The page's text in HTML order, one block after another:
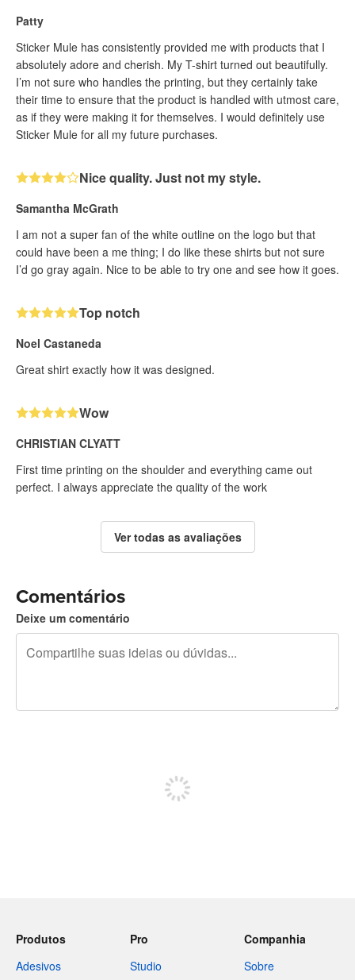
Patty
Sticker Mule has consistently provided me with products that I
absolutely adore and cherish. My T-shirt turned out beautifully.
I’m not sure who handles the printing, but they certainly take
their time to ensure that the product is handled with utmost care,
as if they were making it for themselves. I would definitely use
Sticker Mule for all my future purchases.
Nice quality. Just not my style.
Samantha McGrath
I am not a super fan of the white outline on the logo but that
could have been a me thing; I do like these shirts but not sure
I’d go gray again. Nice to be able to try one and see how it goes.
Top notch
Noel Castaneda
Great shirt exactly how it was designed.
Wow
CHRISTIAN CLYATT
First time printing on the shoulder and everything came out
perfect. I always appreciate the quality of the work
Ver todas as avaliações
Comentários
Deixe um comentário
Produtos
Adesivos
Pro
Studio
Companhia
Sobre